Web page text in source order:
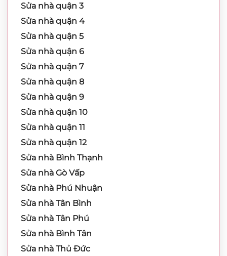
Sửa nhà quận 3
Sửa nhà quận 4
Sửa nhà quận 5
Sửa nhà quận 6
Sửa nhà quận 7
Sửa nhà quận 8
Sửa nhà quận 9
Sửa nhà quận 10
Sửa nhà quận 11
Sửa nhà quận 12
Sửa nhà Bình Thạnh
Sửa nhà Gò Vấp
Sửa nhà Phú Nhuận
Sửa nhà Tân Bình
Sửa nhà Tân Phú
Sửa nhà Bình Tân
Sửa nhà Thủ Đức